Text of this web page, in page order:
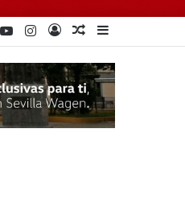
Barra
Publicación
azar
Acceso
Instagram
YouTube